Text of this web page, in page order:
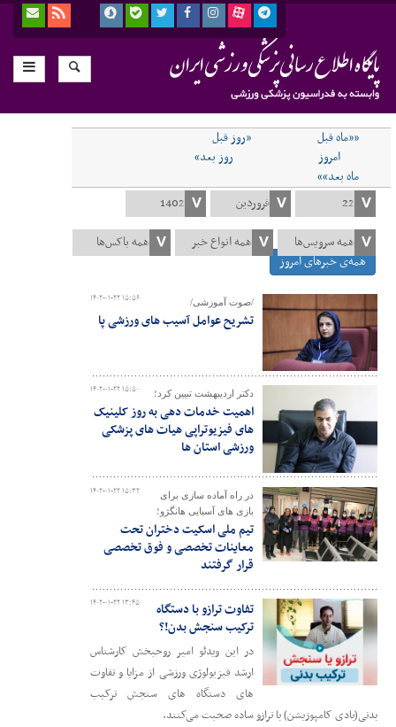
««ماه قبل
«روز قبل
امروز
روز بعد»
ماه بعد»»
همه‌ی خبرهای امروز
۱۴۰۲-۰۱-۲۲ ۱۵:۵۶ /صوت آموزشی/
تشریح عوامل آسیب های ورزشی پا
۱۴۰۲-۰۱-۲۲ ۱۵:۵۰ دکتر اردیبهشت تبیین کرد؛
اهمیت خدمات دهی به روز کلینیک
های فیزیوتراپی هیات های پزشکی
ورزشی استان ها
۱۴۰۲-۰۱-۲۲ ۱۵:۳۲
در راه آماده سازی برای
بازی های آسیایی هانگژو؛
تیم ملی اسکیت دختران تحت
معاینات تخصصی و فوق تخصصی
قرار گرفتند
۱۴۰۲-۰۱-۲۲ ۱۳:۴۵
تفاوت ترازو با دستگاه
ترکیب سنجش بدن!؟
در این ویدئو امیر روحبخش کارشناس
ارشد فیزیولوژی ورزشی از مزایا و تفاوت
های دستگاه های سنجش ترکیب
بدنی(بادی کامپوزیشن) با ترازو ساده صحبت می‌کنند.